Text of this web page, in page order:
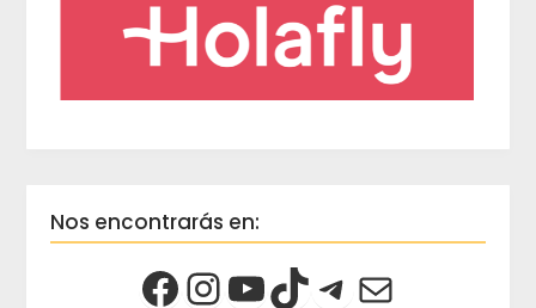
Nos encontrarás en: